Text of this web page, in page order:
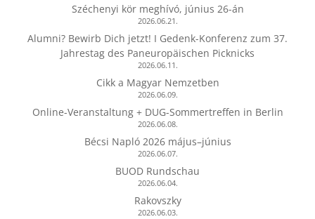
Széchenyi kör meghívó, június 26-án
2026.06.21.
Alumni? Bewirb Dich jetzt! I Gedenk-Konferenz zum 37.
Jahrestag des Paneuropäischen Picknicks
2026.06.11.
Cikk a Magyar Nemzetben
2026.06.09.
Online-Veranstaltung + DUG-Sommertreffen in Berlin
2026.06.08.
Bécsi Napló 2026 május–június
2026.06.07.
BUOD Rundschau
2026.06.04.
Rakovszky
2026.06.03.